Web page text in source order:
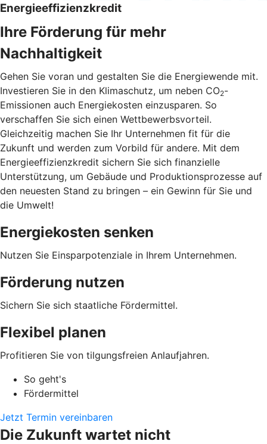
Energieeffizienzkredit
Ihre Förderung für mehr
Nachhaltigkeit
Gehen Sie voran und gestalten Sie die Energiewende mit.
Investieren Sie in den Klimaschutz, um neben CO2-
Emissionen auch Energiekosten einzusparen. So
verschaffen Sie sich einen Wettbewerbsvorteil.
Gleichzeitig machen Sie Ihr Unternehmen fit für die
Zukunft und werden zum Vorbild für andere. Mit dem
Energieeffizienzkredit sichern Sie sich finanzielle
Unterstützung, um Gebäude und Produktionsprozesse auf
den neuesten Stand zu bringen – ein Gewinn für Sie und
die Umwelt!
Energiekosten senken
Nutzen Sie Einsparpotenziale in Ihrem Unternehmen.
Förderung nutzen
Sichern Sie sich staatliche Fördermittel.
Flexibel planen
Profitieren Sie von tilgungsfreien Anlaufjahren.
So geht's
Fördermittel
Jetzt Termin vereinbaren
Die Zukunft wartet nicht